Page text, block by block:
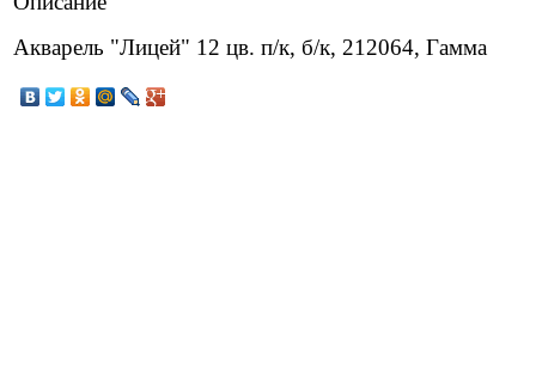
Акварель "Лицей" 12 цв. п/к, б/к, 212064, Гамма